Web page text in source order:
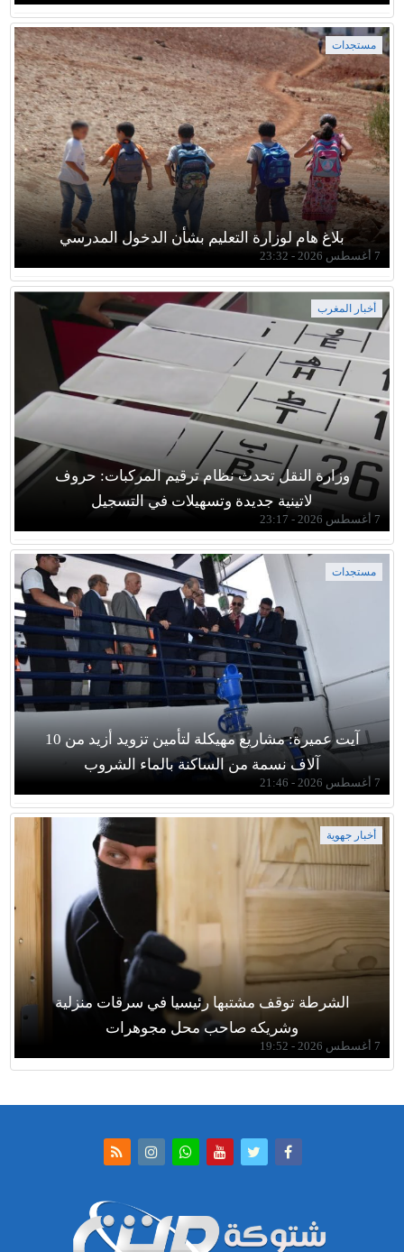
مستجدات
بلاغ هام لوزارة التعليم بشأن الدخول المدرسي
7 أغسطس 2026 - 23:32
أخبار المغرب
وزارة النقل تحدث نظام ترقيم المركبات: حروف
لاتينية جديدة وتسهيلات في التسجيل
7 أغسطس 2026 - 23:17
مستجدات
آيت عميرة: مشاريع مهيكلة لتأمين تزويد أزيد من 10
آلاف نسمة من الساكنة بالماء الشروب
7 أغسطس 2026 - 21:46
أخبار جهوية
الشرطة توقف مشتبها رئيسيا في سرقات منزلية
وشريكه صاحب محل مجوهرات
7 أغسطس 2026 - 19:52